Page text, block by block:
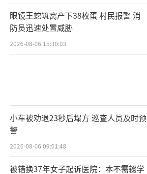
眼镜王蛇筑窝产下38枚蛋 村民报警 消
防员迅速处置威胁
2026-08-06 15:30:03
小车被劝退23秒后塌方 巡查人员及时预
警
2026-08-06 09:01:48
被错换37年女子起诉医院：本不需辍学